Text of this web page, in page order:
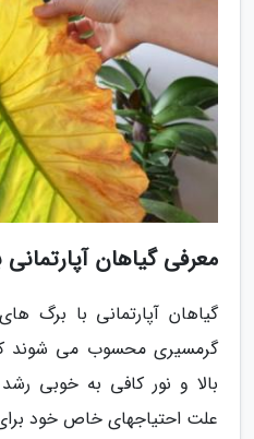
معرفی گیاهان
گیاهان آپارتمانی با برگ
گرمسیری محسوب می شوند
بالا و نور کافی به خوبی
علت احتیاجهای خاص خود برای